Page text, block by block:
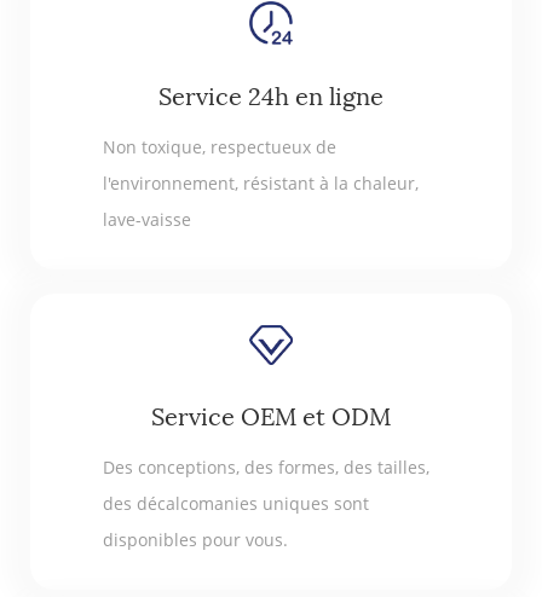
Service 24h en ligne
Non toxique, respectueux de
l'environnement, résistant à la chaleur,
lave-vaisse
Service OEM et ODM
Des conceptions, des formes, des tailles,
des décalcomanies uniques sont
disponibles pour vous.